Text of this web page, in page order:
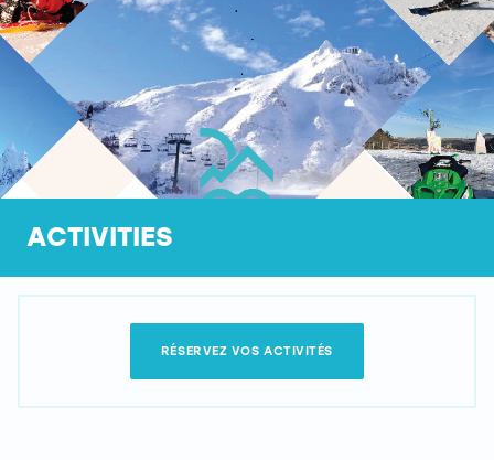
ACTIVITIES
RÉSERVEZ VOS ACTIVITÉS